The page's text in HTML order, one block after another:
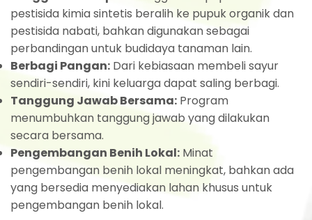
pestisida kimia sintetis beralih ke pupuk organik dan
pestisida nabati, bahkan digunakan sebagai
perbandingan untuk budidaya tanaman lain.
Berbagi Pangan: Dari kebiasaan membeli sayur
sendiri-sendiri, kini keluarga dapat saling berbagi.
Tanggung Jawab Bersama: Program
menumbuhkan tanggung jawab yang dilakukan
secara bersama.
Pengembangan Benih Lokal: Minat
pengembangan benih lokal meningkat, bahkan ada
yang bersedia menyediakan lahan khusus untuk
pengembangan benih lokal.